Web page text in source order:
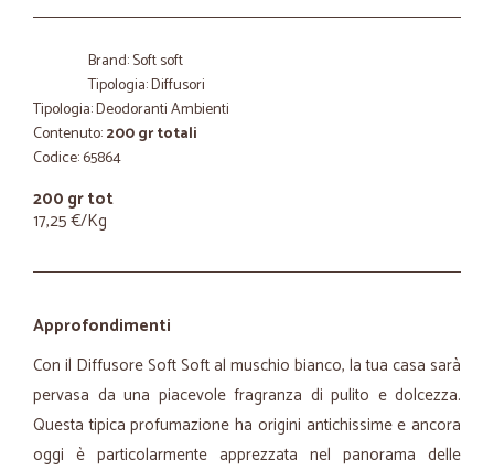
Brand: Soft soft
Tipologia: Diffusori
Tipologia: Deodoranti Ambienti
Contenuto:200 gr totali
Codice: 65864
200 gr tot
17,25 €/Kg
Approfondimenti
Con il Diffusore Soft Soft al muschio bianco, la tua casa sarà
pervasa da una piacevole fragranza di pulito e dolcezza.
Questa tipica profumazione ha origini antichissime e ancora
oggi è particolarmente apprezzata nel panorama delle